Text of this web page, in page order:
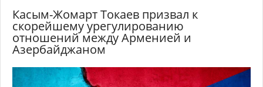
Касым-Жомарт Токаев призвал к
скорейшему урегулированию
отношений между Арменией и
Азербайджаном